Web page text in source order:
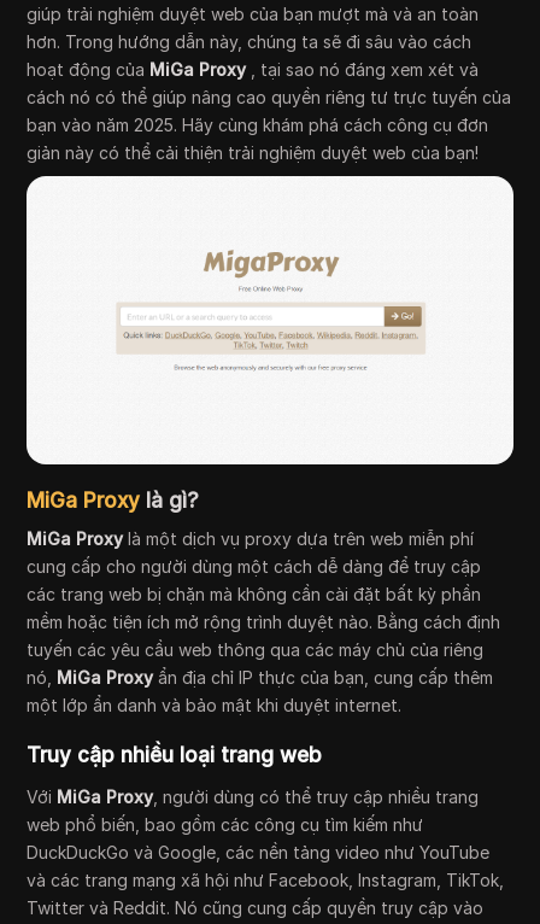
giúp trải nghiệm duyệt web của bạn mượt mà và an toàn
hơn. Trong hướng dẫn này, chúng ta sẽ đi sâu vào cách
hoạt động của MiGa Proxy, tại sao nó đáng xem xét và
cách nó có thể giúp nâng cao quyền riêng tư trực tuyến của
bạn vào năm 2025. Hãy cùng khám phá cách công cụ đơn
giản này có thể cải thiện trải nghiệm duyệt web của bạn!
MiGa Proxy là gì?
MiGa Proxylà một dịch vụ proxy dựa trên web miễn phí
cung cấp cho người dùng một cách dễ dàng để truy cập
các trang web bị chặn mà không cần cài đặt bất kỳ phần
mềm hoặc tiện ích mở rộng trình duyệt nào. Bằng cách định
tuyến các yêu cầu web thông qua các máy chủ của riêng
nó, MiGa Proxyẩn địa chỉ IP thực của bạn, cung cấp thêm
một lớp ẩn danh và bảo mật khi duyệt internet.
Truy cập nhiều loại trang web
Với MiGa Proxy, người dùng có thể truy cập nhiều trang
web phổ biến, bao gồm các công cụ tìm kiếm như
DuckDuckGo và Google, các nền tảng video như YouTube
và các trang mạng xã hội như Facebook, Instagram, TikTok,
Twitter và Reddit. Nó cũng cung cấp quyền truy cập vào